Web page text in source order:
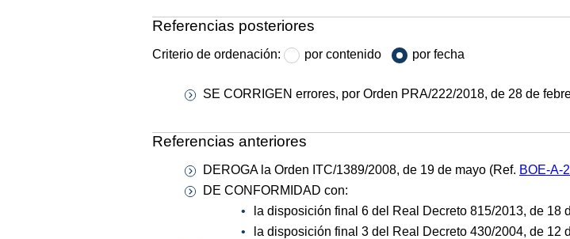
Referencias posteriores
Criterio de ordenación: por contenido por fecha
SE CORRIGEN errores, por Orden PRA/222/2018, de 28 de
Referencias anteriores
DEROGA la Orden ITC/1389/2008, de 19 de mayo (Ref. BOE-A-
DE CONFORMIDAD con:
la disposición final 6 del Real Decreto 815/2013, de 18
la disposición final 3 del Real Decreto 430/2004, de 12